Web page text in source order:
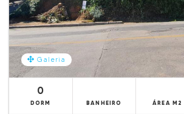
Galeria
0
DORM BANHEIRO ÁREA M2